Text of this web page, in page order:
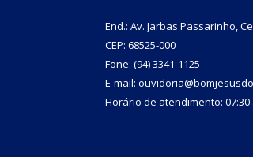
End.: Av. Jarbas Passarinho,
CEP: 68525-000
Fone: (94) 3341-1125
E-mail:
Horário de atendimento: 07:30